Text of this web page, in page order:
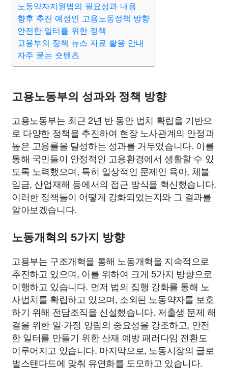
종교 사회 정치 건강 의료 의학
부동산 외국어 교육 교통
노동약자지원법의 필요성과 내용
향후 추진 예정인 고용노동정책 방향
안전한 일터를 위한 정책
고용부의 정책 뉴스 자료 활용 안내
자주 묻는 숏텐츠
고용노동부의 성과와 정책 방향
고용노동부는 최근 2년 반 동안 법치 확립을 기반으
로 다양한 정책을 추진하여 현장 노사관계의 안정과
높은 고용률을 달성하는 성과를 거두었습니다. 이를
통해 국민들이 안정적인 고용환경에서 생활할 수 있
도록 노력했으며, 특히 일상적인 문제인 육아, 체불
임금, 산업재해 등에서의 접근 방식을 혁신했습니다.
이러한 정책들이 어떻게 강화되었는지와 그 결과를
알아보겠습니다.
노동개혁의 5가지 방향
고용부는 구조개혁을 통해 노동개혁을 지속적으로
추진하고 있으며, 이를 위하여 크게 5가지 방향으로
이행하고 있습니다. 먼저 법의 집행 강화를 통해 노
사법치를 확립하고 있으며, 소외된 노동약자를 보호
하기 위해 전담조직을 신설했습니다. 저출생 문제 해
결을 위한 일·가정 양립의 중요성을 강조하고, 안전
한 일터를 만들기 위한 산재 예방 패러다임 전환도
이루어지고 있습니다. 마지막으로, 노동시장의 글로
벌스탠다드에 맞춰 유연화를 도모하고 있습니다.